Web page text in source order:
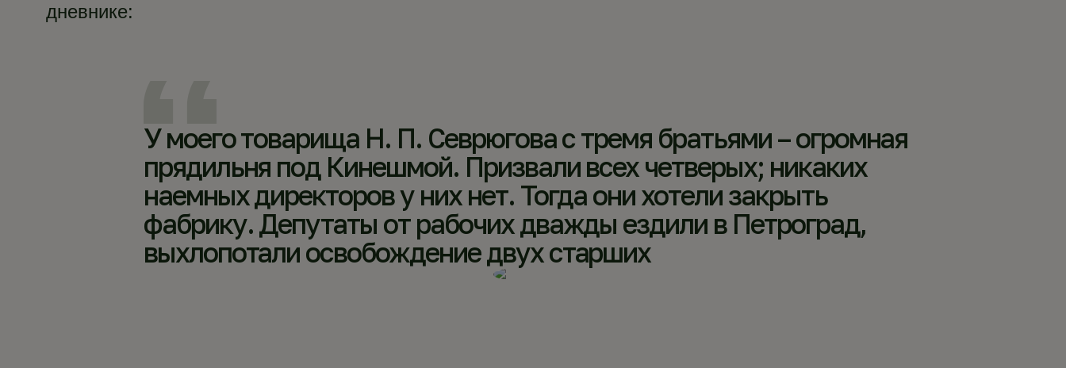
дневнике:
У моего товарища Н. П. Севрюгова с тремя братьями – огромная
прядильня под Кинешмой. Призвали всех четверых; никаких
наемных директоров у них нет. Тогда они хотели закрыть
фабрику. Депутаты от рабочих дважды ездили в Петроград,
выхлопотали освобождение двух старших